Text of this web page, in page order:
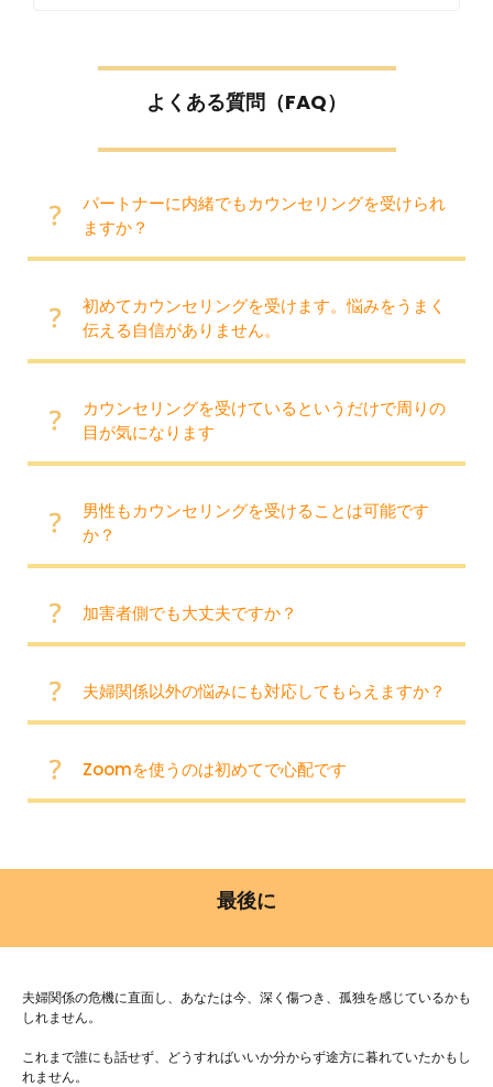
よくある質問（FAQ）
パートナーに内緒でもカウンセリングを受けられ
ますか？
初めてカウンセリングを受けます。悩みをうまく
伝える自信がありません。
カウンセリングを受けているというだけで周りの
目が気になります
男性もカウンセリングを受けることは可能です
か？
加害者側でも大丈夫ですか？
夫婦関係以外の悩みにも対応してもらえますか？
Zoomを使うのは初めてで心配です
最後に
夫婦関係の危機に直面し、あなたは今、深く傷つき、孤独を感じているかも
しれません。
これまで誰にも話せず、どうすればいいか分からず途方に暮れていたかもし
れません。